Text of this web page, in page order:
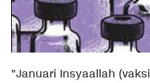
"Januari Insyaallah